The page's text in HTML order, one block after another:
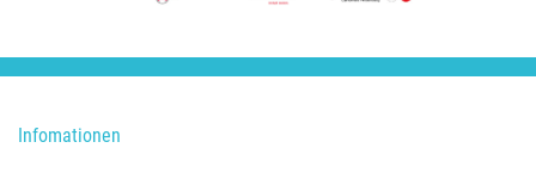
Infomationen